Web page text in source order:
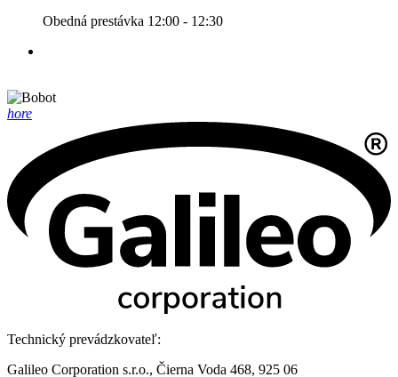
Obedná prestávka 12:00 - 12:30
hore
Technický prevádzkovateľ:
Galileo Corporation s.r.o., Čierna Voda 468, 925 06